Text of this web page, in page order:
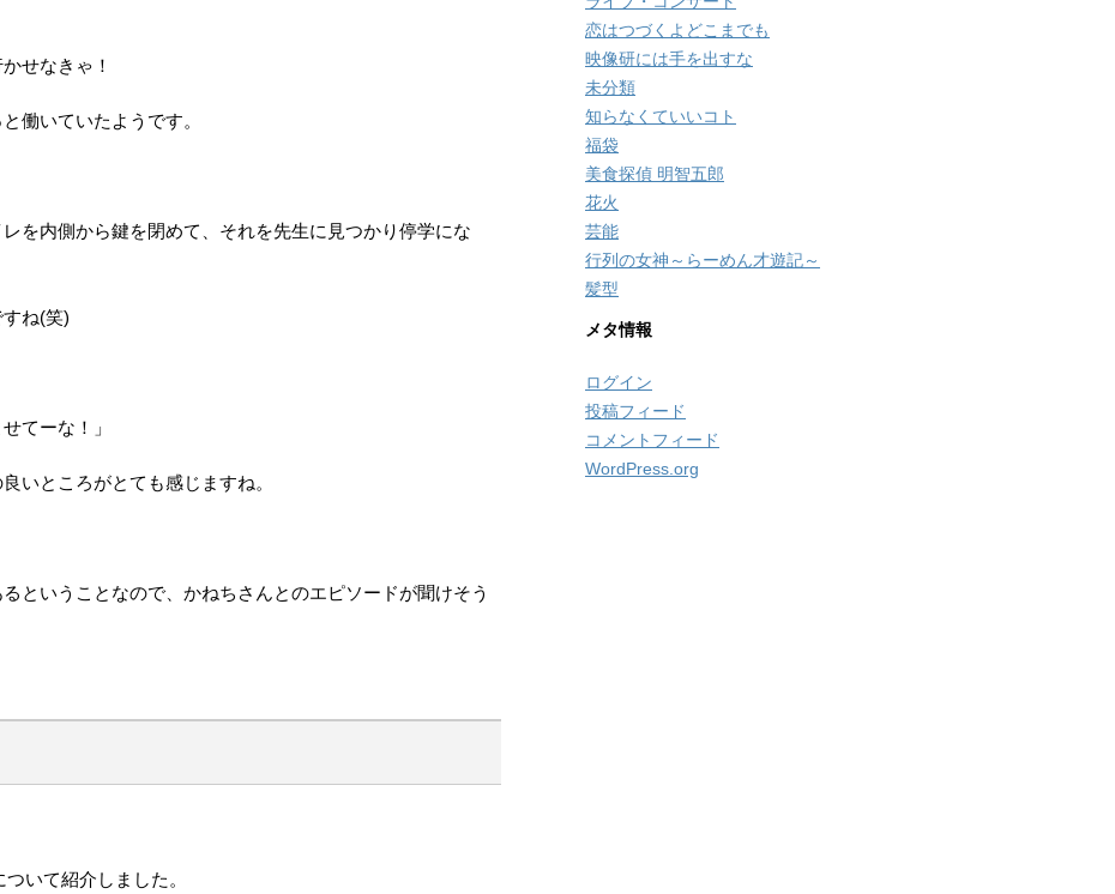
せなきゃ！
働いていたようです。
を内側から鍵を閉めて、それを先生に見つかり停学にな
ね(笑)
てーな！」
いところがとても感じますね。
ということなので、かねちさんとのエピソードが聞けそう
いて紹介しました。
恋はつづくよどこまでも
映像研には手を出すな
未分類
知らなくていいコト
福袋
美食探偵 明智五郎
花火
芸能
行列の女神～らーめん才遊記～
髪型
メタ情報
ログイン
投稿フィード
コメントフィード
WordPress.org